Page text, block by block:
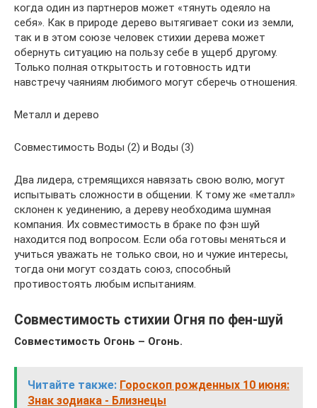
когда один из партнеров может «тянуть одеяло на
себя». Как в природе дерево вытягивает соки из земли,
так и в этом союзе человек стихии дерева может
обернуть ситуацию на пользу себе в ущерб другому.
Только полная открытость и готовность идти
навстречу чаяниям любимого могут сберечь отношения.
Металл и дерево
Совместимость Воды (2) и Воды (3)
Два лидера, стремящихся навязать свою волю, могут
испытывать сложности в общении. К тому же «металл»
склонен к уединению, а дереву необходима шумная
компания. Их совместимость в браке по фэн шуй
находится под вопросом. Если оба готовы меняться и
учиться уважать не только свои, но и чужие интересы,
тогда они могут создать союз, способный
противостоять любым испытаниям.
Совместимость стихии Огня по фен-шуй
Совместимость Огонь – Огонь.
Читайте также: Гороскоп рожденных 10 июня:
Знак зодиака - Близнецы